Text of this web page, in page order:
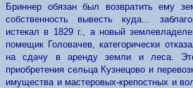
Бриннер обязан был возвратить ему
собственность вывесть куда...
истекал в 1829 г., а новый
помещик Головачев, категорически
на сдачу в аренду земли и леса.
приобретения сельца Кузнецово и
имущества и мастеровых-крепостных и